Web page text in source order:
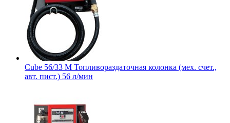
Cube 56/33 M Топливораздаточная колонка (мех. счет.,
авт. пист.) 56 л/мин